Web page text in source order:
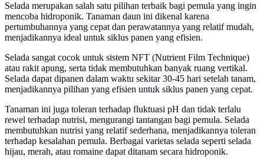
Selada merupakan salah satu pilihan terbaik bagi pemula yang ingin
mencoba hidroponik. Tanaman daun ini dikenal karena
pertumbuhannya yang cepat dan perawatannya yang relatif mudah,
menjadikannya ideal untuk siklus panen yang efisien.
Selada sangat cocok untuk sistem NFT (Nutrient Film Technique)
atau rakit apung, serta tidak membutuhkan banyak ruang vertikal.
Selada dapat dipanen dalam waktu sekitar 30-45 hari setelah tanam,
menjadikannya pilihan yang efisien untuk siklus panen yang cepat.
Tanaman ini juga toleran terhadap fluktuasi pH dan tidak terlalu
rewel terhadap nutrisi, mengurangi tantangan bagi pemula. Selada
membutuhkan nutrisi yang relatif sederhana, menjadikannya toleran
terhadap kesalahan pemula. Berbagai varietas selada seperti selada
hijau, merah, atau romaine dapat ditanam secara hidroponik.